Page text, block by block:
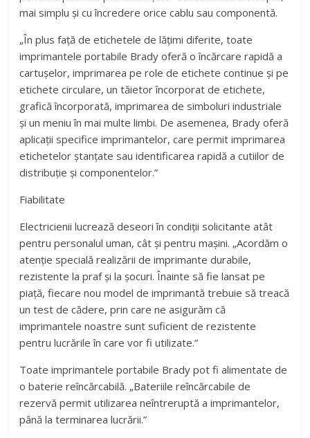
mai simplu și cu încredere orice cablu sau componentă.
„În plus față de etichetele de lățimi diferite, toate
imprimantele portabile Brady oferă o încărcare rapidă a
cartușelor, imprimarea pe role de etichete continue și pe
etichete circulare, un tăietor încorporat de etichete,
grafică încorporată, imprimarea de simboluri industriale
și un meniu în mai multe limbi. De asemenea, Brady oferă
aplicații specifice imprimantelor, care permit imprimarea
etichetelor ștanțate sau identificarea rapidă a cutiilor de
distribuție și componentelor.”
Fiabilitate
Electricienii lucrează deseori în condiții solicitante atât
pentru personalul uman, cât și pentru mașini. „Acordăm o
atenție specială realizării de imprimante durabile,
rezistente la praf și la șocuri. Înainte să fie lansat pe
piață, fiecare nou model de imprimantă trebuie să treacă
un test de cădere, prin care ne asigurăm că
imprimantele noastre sunt suficient de rezistente
pentru lucrările în care vor fi utilizate.”
Toate imprimantele portabile Brady pot fi alimentate de
o baterie reîncărcabilă. „Bateriile reîncărcabile de
rezervă permit utilizarea neîntreruptă a imprimantelor,
până la terminarea lucrării.”